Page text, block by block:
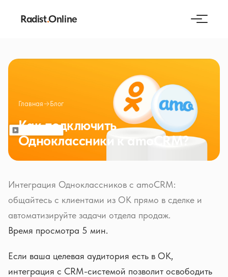
Radist.Online
Главная→Блог
Как подключить
Одноклассники к amoCRM?
Интеграция Одноклассников с amoCRM:
общайтесь с клиентами из ОК прямо в сделке и
автоматизируйте задачи отдела продаж.
Время просмотра 5 мин.
Если ваша целевая аудитория есть в ОК,
интеграция с CRM-системой позволит освободить